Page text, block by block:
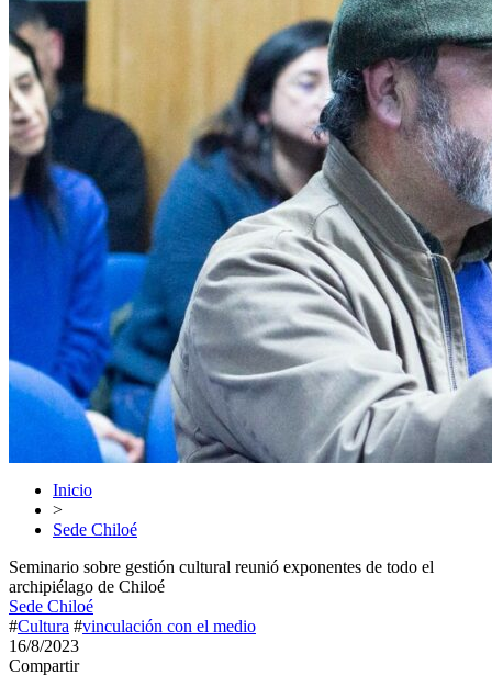
Inicio
>
Sede Chiloé
Seminario sobre gestión cultural reunió exponentes de todo el
archipiélago de Chiloé
Sede Chiloé
#Cultura #vinculación con el medio
16/8/2023
Compartir